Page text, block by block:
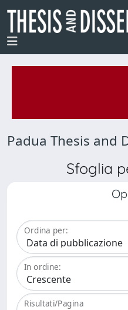
Padua Thesis and
Sfoglia
Ordina per:
In ordine:
Risultati/Pagina